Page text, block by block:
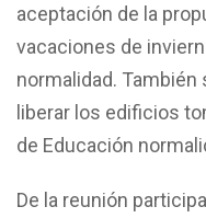
aceptación de la
vacaciones de
normalidad.
liberar los edificios
de Educación
De la reunión